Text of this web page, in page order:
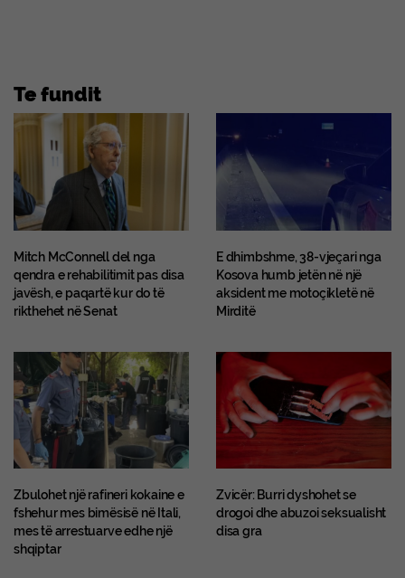
Te fundit
Mitch McConnell del nga
qendra e rehabilitimit pas disa
javësh, e paqartë kur do të
rikthehet në Senat
E dhimbshme, 38-vjeçari nga
Kosova humb jetën në një
aksident me motoçikletë në
Mirditë
Zbulohet një rafineri kokaine e
fshehur mes bimësisë në Itali,
mes të arrestuarve edhe një
shqiptar
Zvicër: Burri dyshohet se
drogoi dhe abuzoi seksualisht
disa gra